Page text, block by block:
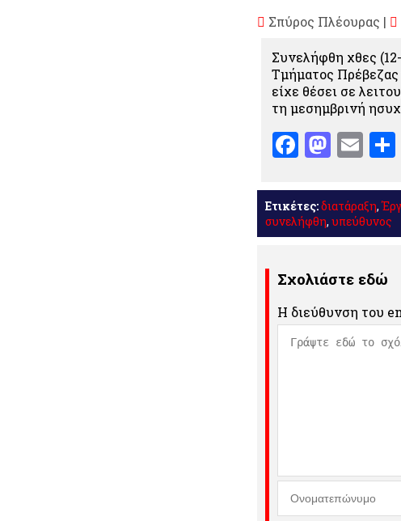
Σπύρος Πλέουρας |
Συνελήφθη χθες
Τμήματος Πρέβεζας
είχε θέσει σε
τη μεσημβρινή
Facebook
Ετικέτες:διατάραξη,
συνελήφθη, υπεύθυνος
Σχολιάστε εδώ
Η διεύθυνση του